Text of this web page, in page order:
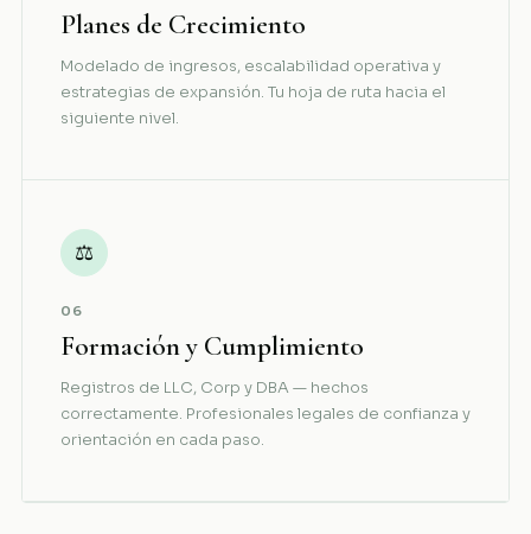
Planes de Crecimiento
Modelado de ingresos, escalabilidad operativa y
estrategias de expansión. Tu hoja de ruta hacia el
siguiente nivel.
⚖
06
Formación y Cumplimiento
Registros de LLC, Corp y DBA — hechos
correctamente. Profesionales legales de confianza y
orientación en cada paso.